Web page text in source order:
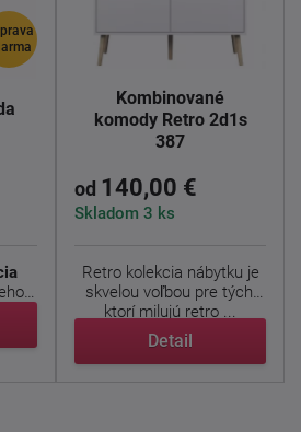
Kombinované
komody Retro 2d1s
387
od 140,00 €
Skladom 3 ks
Retro kolekcia nábytku je
skvelou voľbou pre tých,
ktorí milujú retro ...
Detail